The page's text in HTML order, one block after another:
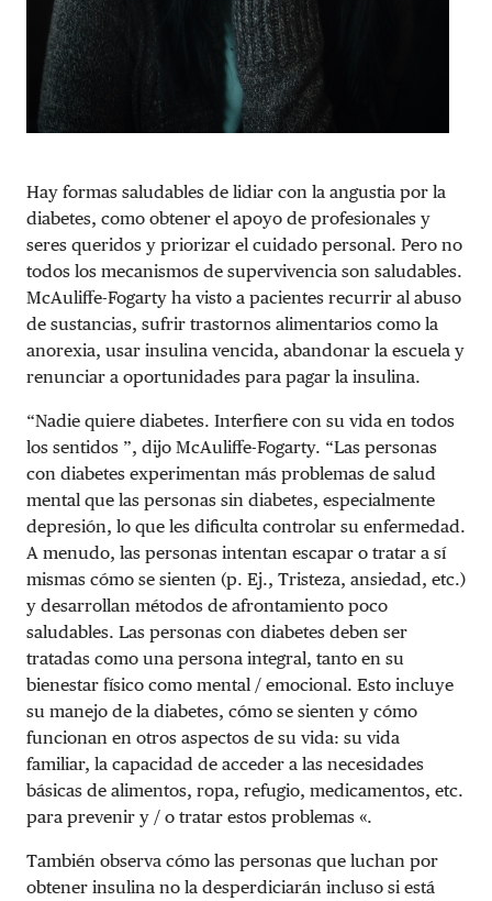
Hay formas saludables de lidiar con la angustia por la
diabetes, como obtener el apoyo de profesionales y
seres queridos y priorizar el cuidado personal. Pero no
todos los mecanismos de supervivencia son saludables.
McAuliffe-Fogarty ha visto a pacientes recurrir al abuso
de sustancias, sufrir trastornos alimentarios como la
anorexia, usar insulina vencida, abandonar la escuela y
renunciar a oportunidades para pagar la insulina.
“Nadie quiere diabetes. Interfiere con su vida en todos
los sentidos ”, dijo McAuliffe-Fogarty. “Las personas
con diabetes experimentan más problemas de salud
mental que las personas sin diabetes, especialmente
depresión, lo que les dificulta controlar su enfermedad.
A menudo, las personas intentan escapar o tratar a sí
mismas cómo se sienten (p. Ej., Tristeza, ansiedad, etc.)
y desarrollan métodos de afrontamiento poco
saludables. Las personas con diabetes deben ser
tratadas como una persona integral, tanto en su
bienestar físico como mental / emocional. Esto incluye
su manejo de la diabetes, cómo se sienten y cómo
funcionan en otros aspectos de su vida: su vida
familiar, la capacidad de acceder a las necesidades
básicas de alimentos, ropa, refugio, medicamentos, etc.
para prevenir y / o tratar estos problemas «.
También observa cómo las personas que luchan por
obtener insulina no la desperdiciarán incluso si está